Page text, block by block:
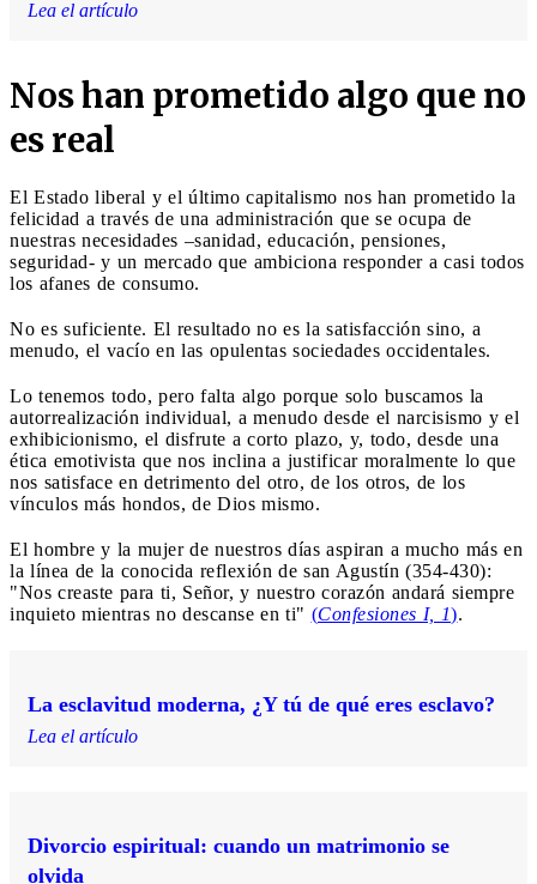
Lea el artículo
Nos han prometido algo que no
es real
El Estado liberal y el último capitalismo nos han prometido la
felicidad a través de una administración que se ocupa de
nuestras necesidades –sanidad, educación, pensiones,
seguridad- y un mercado que ambiciona responder a casi todos
los afanes de consumo.
No es suficiente. El resultado no es la satisfacción sino, a
menudo, el vacío en las opulentas sociedades occidentales.
Lo tenemos todo, pero falta algo porque solo buscamos la
autorrealización individual, a menudo desde el narcisismo y el
exhibicionismo, el disfrute a corto plazo, y, todo, desde una
ética emotivista que nos inclina a justificar moralmente lo que
nos satisface en detrimento del otro, de los otros, de los
vínculos más hondos, de Dios mismo.
El hombre y la mujer de nuestros días aspiran a mucho más en
la línea de la conocida reflexión de san Agustín (354-430):
"Nos creaste para ti, Señor, y nuestro corazón andará siempre
inquieto mientras no descanse en ti" (Confesiones I, 1).
La esclavitud moderna, ¿Y tú de qué eres esclavo?
Lea el artículo
Divorcio espiritual: cuando un matrimonio se
olvida